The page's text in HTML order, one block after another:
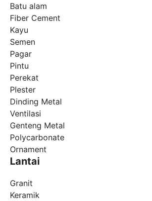
Batu alam
Fiber Cement
Kayu
Semen
Pagar
Pintu
Perekat
Plester
Dinding Metal
Ventilasi
Genteng Metal
Polycarbonate
Ornament
Lantai
Granit
Keramik